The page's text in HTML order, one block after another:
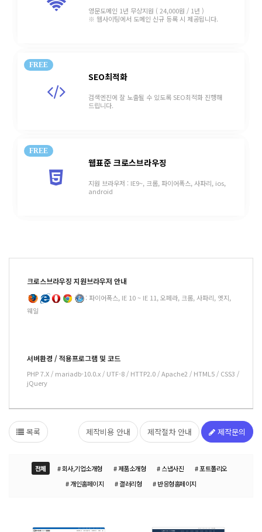
영문도메인 1년 무상지원 ( 24,000원 / 1년 )
※ 웹사이팅에서 도메인 신규 등록 시 제공됩니다.
FREE
SEO최적화
검색엔진에 잘 노출될 수 있도록 SEO최적화 진행해
드립니다.
FREE
웹표준 크로스브라우징
지원 브라우저 : IE9~, 크롬, 파이어폭스, 사파리, ios,
android
크로스브라우징 지원브라우저 안내
: 파이어폭스, IE 10 ~ IE 11, 오페라, 크롬, 사파리, 엣지,
웨일
서버환경 / 적용프로그램 및 코드
PHP 7.X / mariadb-10.0.x / UTF-8 / HTTP2.0 / Apache2 / HTML5 / CSS3 /
jQuery
제작비용 안내 제작절차 안내 제작문의
목록
전체 # 회사,기업소개형 # 제품소개형 # 스냅사진
# 포트폴리오
# 개인홈페이지
# 갤러리형 # 반응형홈페이지